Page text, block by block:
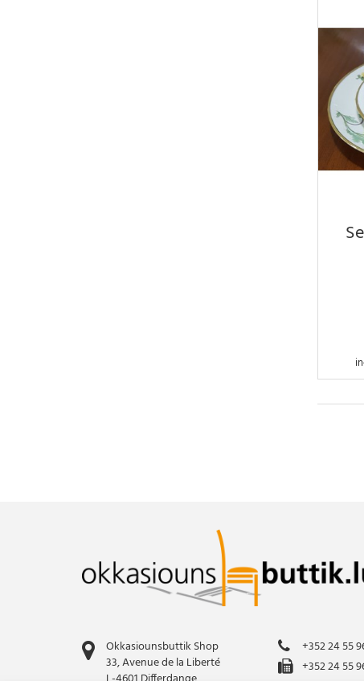
Tables salle à manger RA
Tabourets
Ustensilles Cuisine
Okkasiounsbuttik Shop
33, Avenue de la Liberté
+352 24 55
+352 24 55